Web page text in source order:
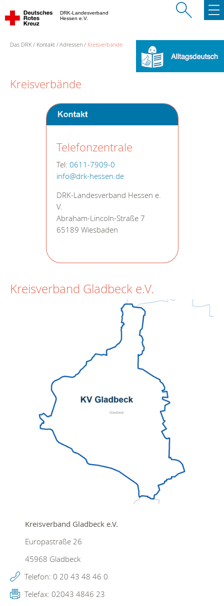
DRK-Landesverband
Hessen e.V.
Das DRK Kontakt Adressen Kreisverbände
Kreisverbände
Telefonzentrale
Tel: 0611-7909-0
info@drk-hessen.de
DRK-Landesverband Hessen e.
V.
Abraham-Lincoln-Straße 7
65189 Wiesbaden
Kreisverband Gladbeck e.V.
Kreisverband Gladbeck e.V.
Europastraße 26
45968 Gladbeck
Telefon: 0 20 43 48 46 0
Telefax: 02043 4846 23